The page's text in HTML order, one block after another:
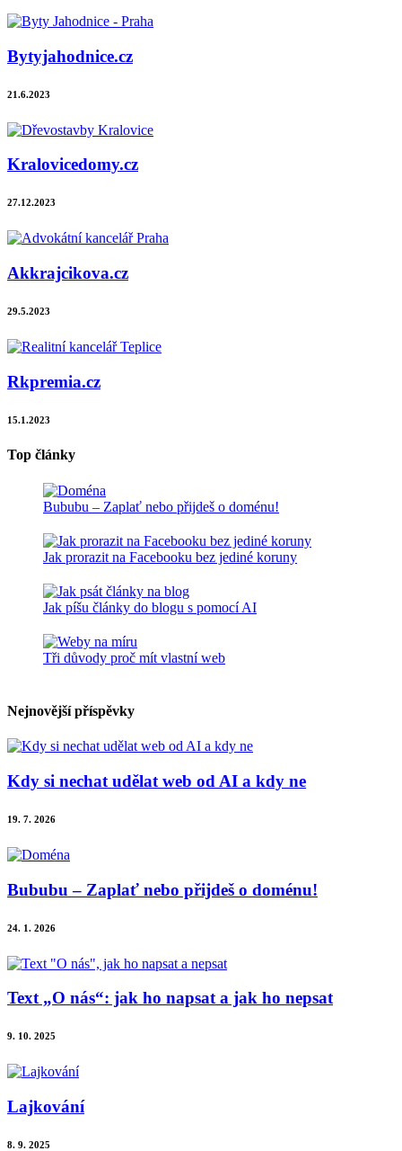
Bytyjahodnice.cz
21.6.2023
Kralovicedomy.cz
27.12.2023
Akkrajcikova.cz
29.5.2023
Rkpremia.cz
15.1.2023
Top články
Bububu – Zaplať nebo přijdeš o doménu!
Jak prorazit na Facebooku bez jediné koruny
Jak píšu články do blogu s pomocí AI
Tři důvody proč mít vlastní web
Nejnovější příspěvky
Kdy si nechat udělat web od AI a kdy ne
19. 7. 2026
Bububu – Zaplať nebo přijdeš o doménu!
24. 1. 2026
Text „O nás“: jak ho napsat a jak ho nepsat
9. 10. 2025
Lajkování
8. 9. 2025